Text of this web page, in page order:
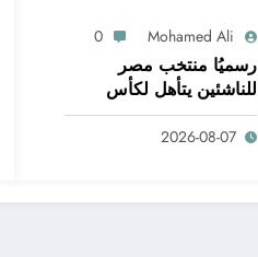
Mohamed Ali
0
رسميُا منتخب مصر
للناشئين يتأهل لكأس
العالم .. وإصابة
2026-08-07